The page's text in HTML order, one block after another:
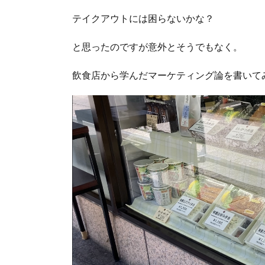
テイクアウトには困らないかな？
と思ったのですが意外とそうでもなく。
飲食店から学んだマーケティング論を書いて